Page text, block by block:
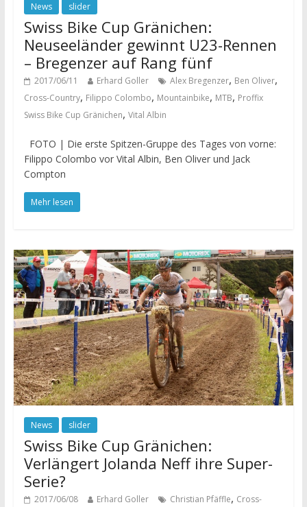
News slider
Swiss Bike Cup Gränichen:
Neuseeländer gewinnt U23-Rennen
– Bregenzer auf Rang fünf
2017/06/11 Erhard Goller Alex Bregenzer, Ben Oliver,
Cross-Country, Filippo Colombo, Mountainbike, MTB, Proffix
Swiss Bike Cup Gränichen, Vital Albin
FOTO | Die erste Spitzen-Gruppe des Tages von vorne:
Filippo Colombo vor Vital Albin, Ben Oliver und Jack
Compton
Mehr lesen
News slider
Swiss Bike Cup Gränichen:
Verlängert Jolanda Neff ihre Super-
Serie?
2017/06/08 Erhard Goller Christian Pfäffle, Cross-